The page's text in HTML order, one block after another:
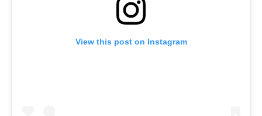
View this post on Instagram